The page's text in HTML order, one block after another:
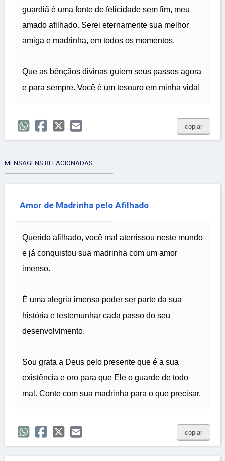
guardiã é uma fonte de felicidade sem fim, meu
amado afilhado. Serei eternamente sua melhor
amiga e madrinha, em todos os momentos.
Que as bênçãos divinas guiem seus passos agora
e para sempre. Você é um tesouro em minha vida!
copiar
MENSAGENS RELACIONADAS
Amor de Madrinha pelo Afilhado
Querido afilhado, você mal aterrissou neste mundo
e já conquistou sua madrinha com um amor
imenso.
É uma alegria imensa poder ser parte da sua
história e testemunhar cada passo do seu
desenvolvimento.
Sou grata a Deus pelo presente que é a sua
existência e oro para que Ele o guarde de todo
mal. Conte com sua madrinha para o que precisar.
copiar